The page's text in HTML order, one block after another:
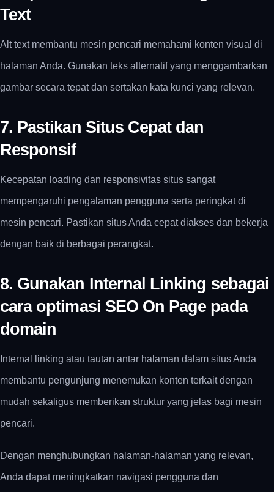
Text
Alt text membantu mesin pencari memahami konten visual di
halaman Anda. Gunakan teks alternatif yang menggambarkan
gambar secara tepat dan sertakan kata kunci yang relevan.
7. Pastikan Situs Cepat dan
Responsif
Kecepatan loading dan responsivitas situs sangat
mempengaruhi pengalaman pengguna serta peringkat di
mesin pencari. Pastikan situs Anda cepat diakses dan bekerja
dengan baik di berbagai perangkat.
8. Gunakan Internal Linking sebagai
cara optimasi SEO On Page pada
domain
Internal linking atau tautan antar halaman dalam situs Anda
membantu pengunjung menemukan konten terkait dengan
mudah sekaligus memberikan struktur yang jelas bagi mesin
pencari.
Dengan menghubungkan halaman-halaman yang relevan,
Anda dapat meningkatkan navigasi pengguna dan